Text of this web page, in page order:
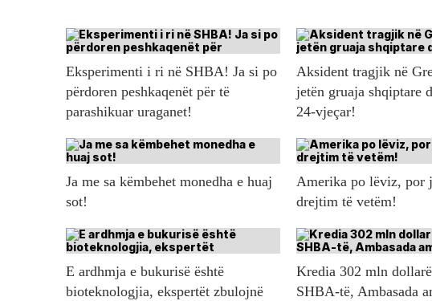
Eksperimenti i ri në SHBA! Ja si po
përdoren peshkaqenët për të
parashikuar uraganet!
Aksident tragjik në
jetën gruaja shqiptare
24-vjeçar!
Ja me sa këmbehet monedha e huaj
sot!
Amerika po lëviz, por
drejtim të vetëm!
E ardhmja e bukurisë është
bioteknologjia, ekspertët zbulojnë
Kredia 302 mln
SHBA-të, Ambasada